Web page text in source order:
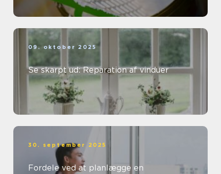
09. oktober 2025
Se skarpt ud: Reparation af vinduer
30. september 2025
Fordele ved at planlægge en